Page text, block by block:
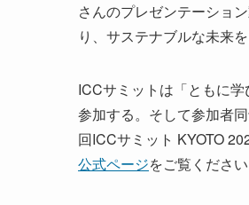
さんのプレゼンテーショ
り、サステナブルな未来
ICCサミットは「ともに
参加する。そして参加者
回ICCサミット KYOTO
公式ページをご覧ください